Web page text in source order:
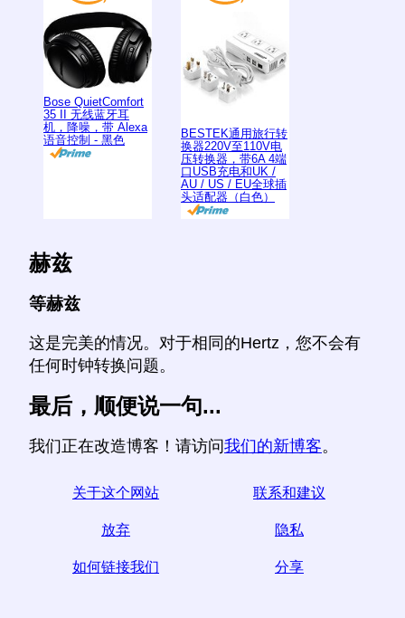
Bose QuietComfort
35 II 无线蓝牙耳
机，降噪，带 Alexa
语音控制 - 黑色
BESTEK通用旅行转
换器220V至110V电
压转换器，带6A 4端
口USB充电和UK /
AU / US / EU全球插
头适配器（白色）
赫兹
等赫兹
这是完美的情况。对于相同的Hertz，您不会有
任何时钟转换问题。
最后，顺便说一句...
我们正在改造博客！请访问我们的新博客。
关于这个网站 联系和建议
放弃 隐私
如何链接我们 分享